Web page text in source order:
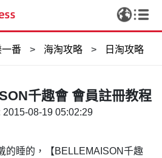
番 > 海淘攻略 > 日淘攻略
千趣會 會員註冊教程
2015-08-19 05:02:29
的睡的，【BELLEMAISON千趣